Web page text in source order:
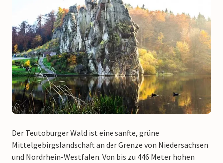
Der Teutoburger Wald ist eine sanfte, grüne
Mittelgebirgslandschaft an der Grenze von Niedersachsen
und Nordrhein-Westfalen. Von bis zu 446 Meter hohen